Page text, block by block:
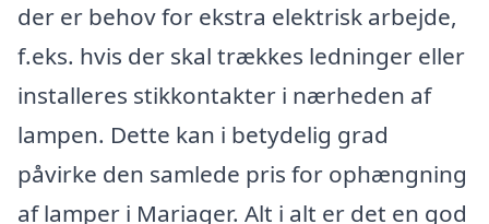
der er behov for ekstra elektrisk arbejde,
f.eks. hvis der skal trækkes ledninger eller
installeres stikkontakter i nærheden af
lampen. Dette kan i betydelig grad
påvirke den samlede pris for ophængning
af lamper i Mariager. Alt i alt er det en god